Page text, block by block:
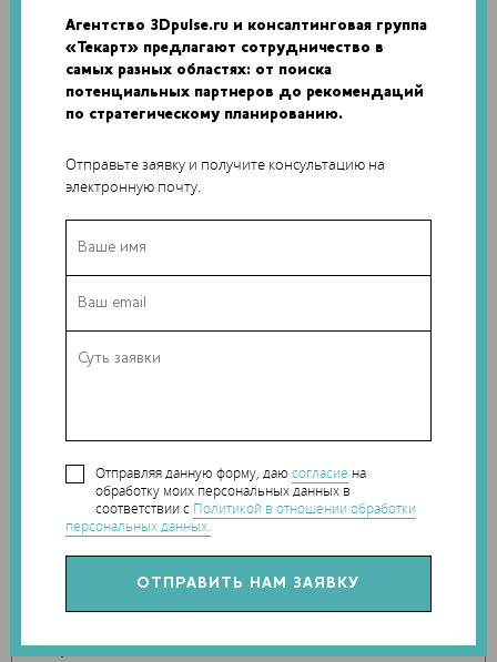
Агентство 3Dpulse.ru и консалтинговая группа
«Текарт» предлагают сотрудничество в
самых разных областях: от поиска
потенциальных партнеров до рекомендаций
по стратегическому планированию.
Отправьте заявку и получите консультацию на
электронную почту.
Отправляя данную форму, даюсогласие на
обработку моих персональных данных в
соответствии с Политикой в отношении обработки
персональных данных.
поддержания жизни более 90% клеток в течение 21 дней.
Последнее исследования материалов доказало, что
полимер подходит для создания костной и хрящевой
ткани.
Важным преимуществом исследования Отаго является
устранение повреждающих биомассу ингредиентов,
печати.
Следующим этапом эксперимента станет 3D-печать клеток